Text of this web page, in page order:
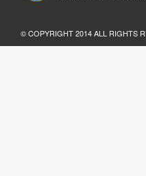
© COPYRIGHT 2014 ALL RIGHTS